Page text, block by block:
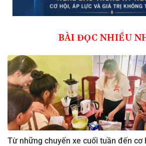
BÀI ĐỌC NHIỀU
Từ những chuyến xe cuối tuần đến cơ